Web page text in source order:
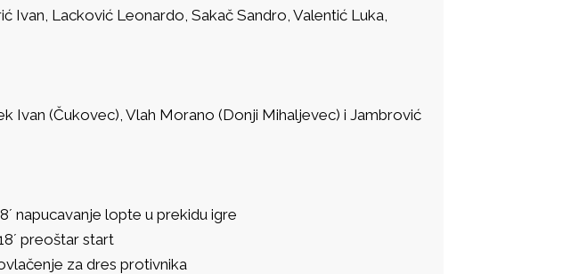
Ivan, Lacković Leonardo, Sakač Sandro, Valentić Luka,
Ivan (Čukovec), Vlah Morano (Donji Mihaljevec) i Jambrović
napucavanje lopte u prekidu igre
preoštar start
za dres protivnika